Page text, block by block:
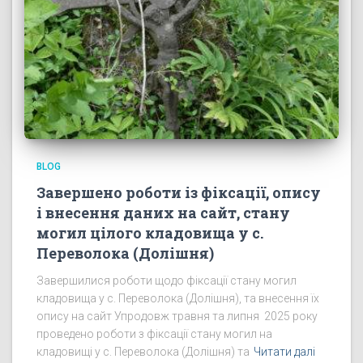
BLOG
Завершено роботи із фіксації, опису
і внесення даних на сайт, стану
могил цілого кладовища у с.
Переволока (Долішня)
Завершилися роботи щодо фіксації стану могил
кладовища у с. Переволока (Долішня), та внесення їх
опису на сайт Упродовж травня та липня 2025 року
проведено роботи з фіксації стану могил на
кладовищі у с. Переволока (Долішня) та Читати далі